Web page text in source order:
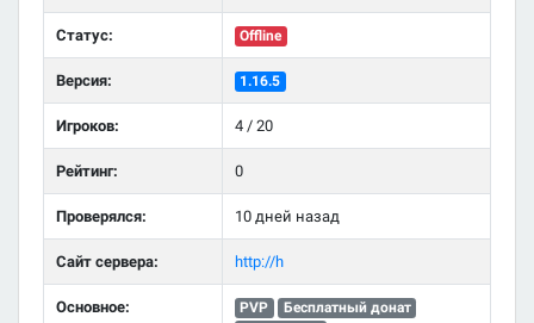
Статус: Offline
Версия: 1.16.5
Игроков: 4 / 20
Рейтинг: 0
Проверялся: 10 дней назад
Сайт сервера: http://h
Основное: PVP
Бесплатный донат